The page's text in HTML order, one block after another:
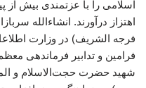
اسلامی را با عزتمندی بیش از
اهتزاز درآورند. انشاءالله
فرجه الشریف) در وزارت
فرامین و تدابیر فرماندهی
شهید حضرت حجت‌الاسلام و